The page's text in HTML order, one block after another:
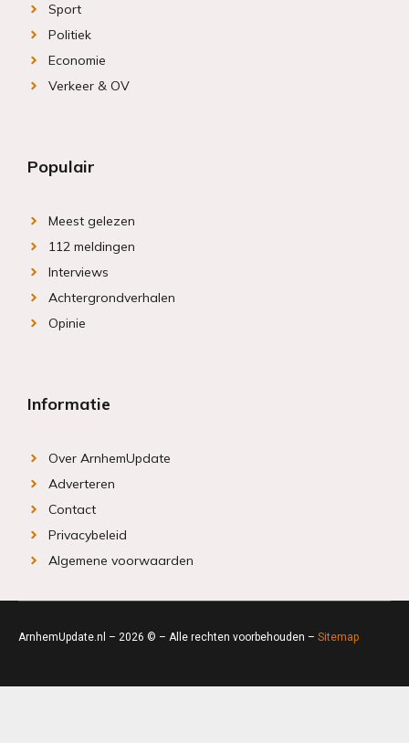
Sport
Politiek
Economie
Verkeer & OV
Populair
Meest gelezen
112 meldingen
Interviews
Achtergrondverhalen
Opinie
Informatie
Over ArnhemUpdate
Adverteren
Contact
Privacybeleid
Algemene voorwaarden
ArnhemUpdate.nl – 2026 © – Alle rechten voorbehouden – Sitemap